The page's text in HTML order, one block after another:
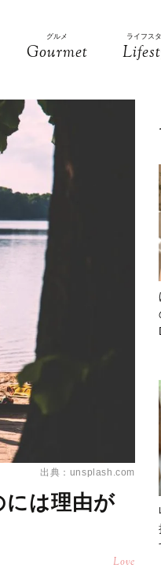
グルメ
Gourmet
ライフス
出典：unsplash.com
には理由が
Love